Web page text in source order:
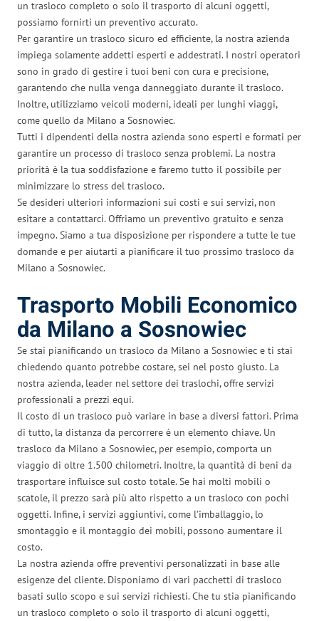
un trasloco completo o solo il trasporto di alcuni oggetti,
possiamo fornirti un preventivo accurato.
Per garantire un trasloco sicuro ed efficiente, la nostra azienda
impiega solamente addetti esperti e addestrati. I nostri operatori
sono in grado di gestire i tuoi beni con cura e precisione,
garantendo che nulla venga danneggiato durante il trasloco.
Inoltre, utilizziamo veicoli moderni, ideali per lunghi viaggi,
come quello da Milano a Sosnowiec.
Tutti i dipendenti della nostra azienda sono esperti e formati per
garantire un processo di trasloco senza problemi. La nostra
priorità è la tua soddisfazione e faremo tutto il possibile per
minimizzare lo stress del trasloco.
Se desideri ulteriori informazioni sui costi e sui servizi, non
esitare a contattarci. Offriamo un preventivo gratuito e senza
impegno. Siamo a tua disposizione per rispondere a tutte le tue
domande e per aiutarti a pianificare il tuo prossimo trasloco da
Milano a Sosnowiec.
Trasporto Mobili Economico
da Milano a Sosnowiec
Se stai pianificando un trasloco da Milano a Sosnowiec e ti stai
chiedendo quanto potrebbe costare, sei nel posto giusto. La
nostra azienda, leader nel settore dei traslochi, offre servizi
professionali a prezzi equi.
Il costo di un trasloco può variare in base a diversi fattori. Prima
di tutto, la distanza da percorrere è un elemento chiave. Un
trasloco da Milano a Sosnowiec, per esempio, comporta un
viaggio di oltre 1.500 chilometri. Inoltre, la quantità di beni da
trasportare influisce sul costo totale. Se hai molti mobili o
scatole, il prezzo sarà più alto rispetto a un trasloco con pochi
oggetti. Infine, i servizi aggiuntivi, come l’imballaggio, lo
smontaggio e il montaggio dei mobili, possono aumentare il
costo.
La nostra azienda offre preventivi personalizzati in base alle
esigenze del cliente. Disponiamo di vari pacchetti di trasloco
basati sullo scopo e sui servizi richiesti. Che tu stia pianificando
un trasloco completo o solo il trasporto di alcuni oggetti,